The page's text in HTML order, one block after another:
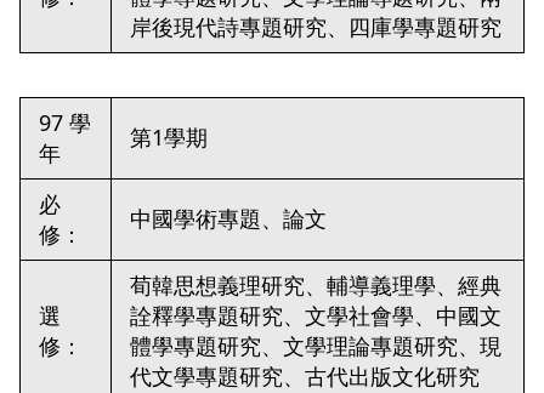
岸後現代詩專題研究、四庫學專題研究
97 學
年
第1學期
必
修：
中國學術專題、論文
選
修：
荀韓思想義理研究、輔導義理學、經典
詮釋學專題研究、文學社會學、中國文
體學專題研究、文學理論專題研究、現
代文學專題研究、古代出版文化研究